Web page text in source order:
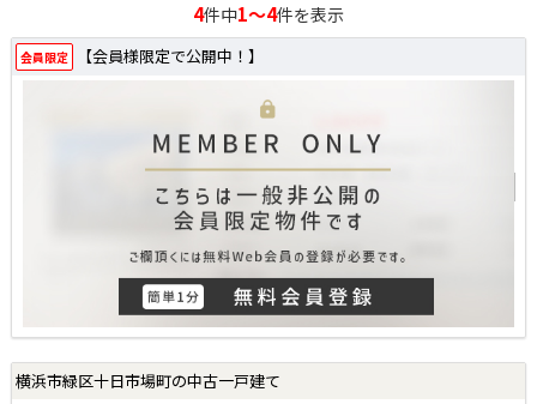
4件中1～4件を表示
会員限定 【会員様限定で公開中！】
横浜市緑区十日市場町の中古一戸建て